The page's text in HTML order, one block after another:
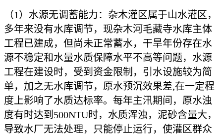
（1）水源无调蓄能力：杂木灌区属于山水灌区，
多年来没有水库调节，现杂木河毛藏寺水库主体
工程已建成，但尚未正常蓄水，干旱年份存在水
源不稳定和水量水质保障水平不高等问题，水源
工程在建设时，受到资金限制，引水设施较为简
单，加之无水库调节，原水预沉效果差,在一定程
度上影响了水质达标率。每年主汛期间，原水浊
度有时达到500NTU时，水质浑浊，泥砂含量大，
导致水厂无法处理，只能停止运行，使灌区群众